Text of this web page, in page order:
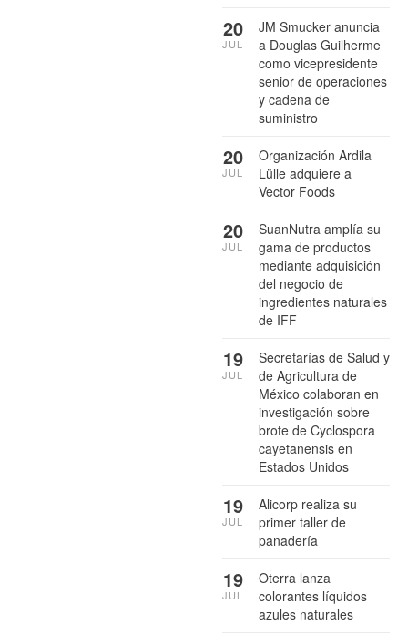
JM Smucker anuncia
a Douglas Guilherme
como vicepresidente
senior de operaciones
y cadena de
suministro
20
JUL
Organización Ardila
Lülle adquiere a
Vector Foods
20
JUL
SuanNutra amplía su
gama de productos
mediante adquisición
del negocio de
ingredientes naturales
de IFF
20
JUL
Secretarías de Salud y
de Agricultura de
México colaboran en
investigación sobre
brote de Cyclospora
cayetanensis en
Estados Unidos
19
JUL
Alicorp realiza su
primer taller de
panadería
19
JUL
Oterra lanza
colorantes líquidos
azules naturales
19
JUL